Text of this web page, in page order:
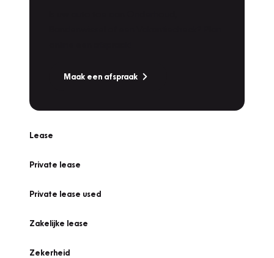
Maak een afspraak
Lease
Private lease
Private lease used
Zakelijke lease
Zekerheid